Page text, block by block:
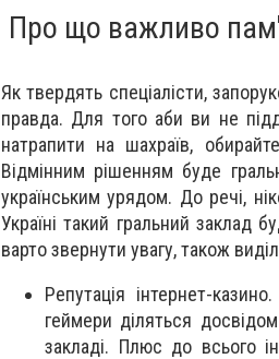
Про що важливо
Як твердять спеціалісти,
правда. Для того аби ви не
натрапити на шахраїв,
Відмінним рішенням буде
українським урядом. До речі,
Україні такий гральний заклад
варто звернути увагу, також
Репутація інтернет-
геймери діляться
закладі. Плюс до всього